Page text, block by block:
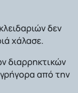
δεν
χάλασε.
διαρρηκτικών
από την